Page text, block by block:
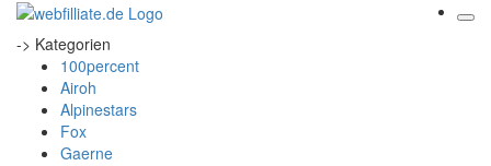
-> Kategorien
100percent
Airoh
Alpinestars
Fox
Gaerne